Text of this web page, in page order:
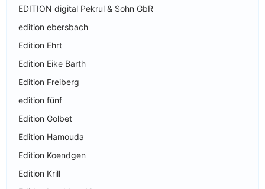
EDITION digital Pekrul & Sohn GbR
edition ebersbach
Edition Ehrt
Edition Eike Barth
Edition Freiberg
edition fünf
Edition Golbet
Edition Hamouda
Edition Koendgen
Edition Krill